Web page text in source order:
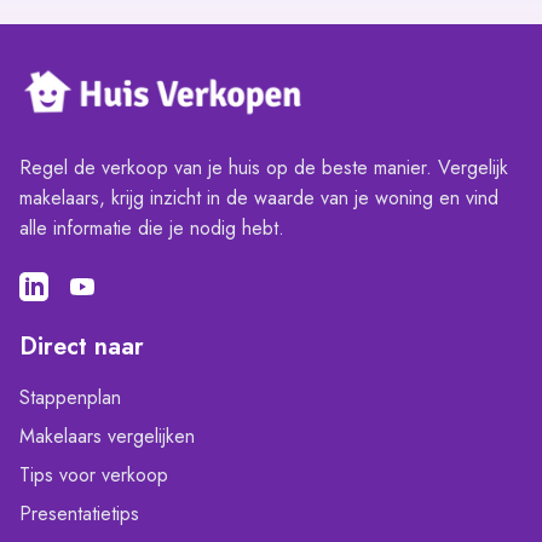
Regel de verkoop van je huis op de beste manier. Vergelijk
makelaars, krijg inzicht in de waarde van je woning en vind
alle informatie die je nodig hebt.
Direct naar
Stappenplan
Makelaars vergelijken
Tips voor verkoop
Presentatietips